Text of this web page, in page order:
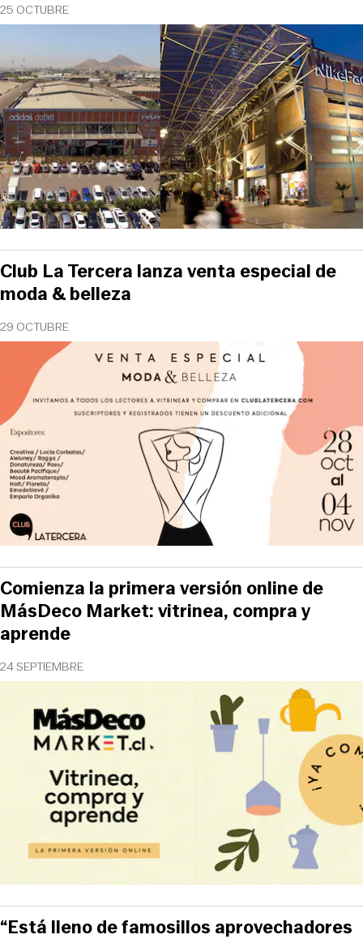
25 OCTUBRE
29 OCTUBRE
Club La Tercera lanza venta especial de
moda & belleza
24 SEPTIEMBRE
Comienza la primera versión online de
MásDeco Market: vitrinea, compra y
aprende
“Está lleno de famosillos aprovechadores